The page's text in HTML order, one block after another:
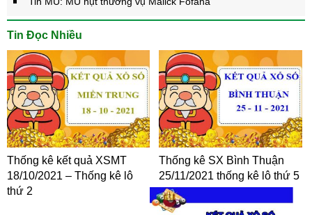
Tin Đọc Nhiều
Thống kê kết quả XSMT
18/10/2021 – Thống kê lô
thứ 2
Thống kê SX Bình Thuận
25/11/2021 thống kê lô thứ 5